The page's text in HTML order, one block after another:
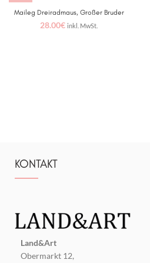
Maileg Dreiradmaus, Großer Bruder
28.00€ inkl. MwSt.
KONTAKT
Land&Art
Obermarkt 12,